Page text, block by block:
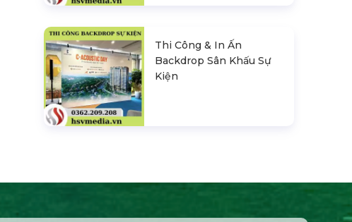
Thi Công & In Ấn
Backdrop Sân Khấu Sự
Kiện